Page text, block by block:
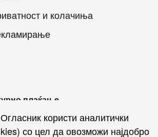
и колачиња
плаќање
користи аналитички
со цел да овозможи најдобро